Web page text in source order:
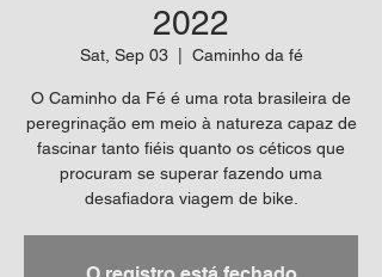
2022
Sat, Sep 03
  |
Caminho da fé
O Caminho da Fé é uma rota brasileira de
peregrinação em meio à natureza capaz de
fascinar tanto fiéis quanto os céticos que
procuram se superar fazendo uma
desafiadora viagem de bike.